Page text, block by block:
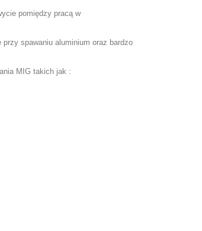
pomiędzy pracą w
spawaniu aluminium oraz bardzo
MIG takich jak :